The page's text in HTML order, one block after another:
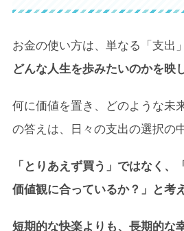
お金の使い方は、単なる「支出
どんな人生を歩みたいのかを映
何に価値を置き、どのような
の答えは、日々の支出の選択の
「とりあえず買う」ではなく、
価値観に合っているか？」と考
短期的な快楽よりも、長期的な